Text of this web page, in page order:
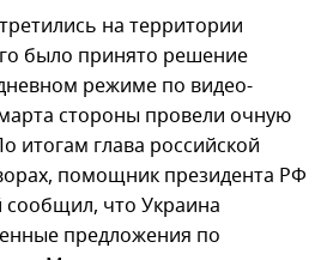
на территории
было принято решение
режиме по видео-
стороны провели очную
итогам глава российской
помощник президента РФ
что Украина
предложения по